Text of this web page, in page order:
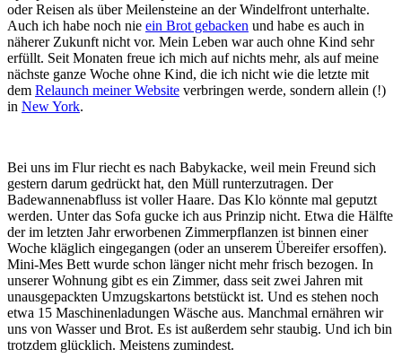
oder Reisen als über Meilensteine an der Windelfront unterhalte.
Auch ich habe noch nie ein Brot gebacken und habe es auch in
näherer Zukunft nicht vor. Mein Leben war auch ohne Kind sehr
erfüllt. Seit Monaten freue ich mich auf nichts mehr, als auf meine
nächste ganze Woche ohne Kind, die ich nicht wie die letzte mit
dem Relaunch meiner Website verbringen werde, sondern allein (!)
in New York.
Bei uns im Flur riecht es nach Babykacke, weil mein Freund sich
gestern darum gedrückt hat, den Müll runterzutragen. Der
Badewannenabfluss ist voller Haare. Das Klo könnte mal geputzt
werden. Unter das Sofa gucke ich aus Prinzip nicht. Etwa die Hälfte
der im letzten Jahr erworbenen Zimmerpflanzen ist binnen einer
Woche kläglich eingegangen (oder an unserem Übereifer ersoffen).
Mini-Mes Bett wurde schon länger nicht mehr frisch bezogen. In
unserer Wohnung gibt es ein Zimmer, dass seit zwei Jahren mit
unausgepackten Umzugskartons betstückt ist. Und es stehen noch
etwa 15 Maschinenladungen Wäsche aus. Manchmal ernähren wir
uns von Wasser und Brot. Es ist außerdem sehr staubig. Und ich bin
trotzdem glücklich. Meistens zumindest.